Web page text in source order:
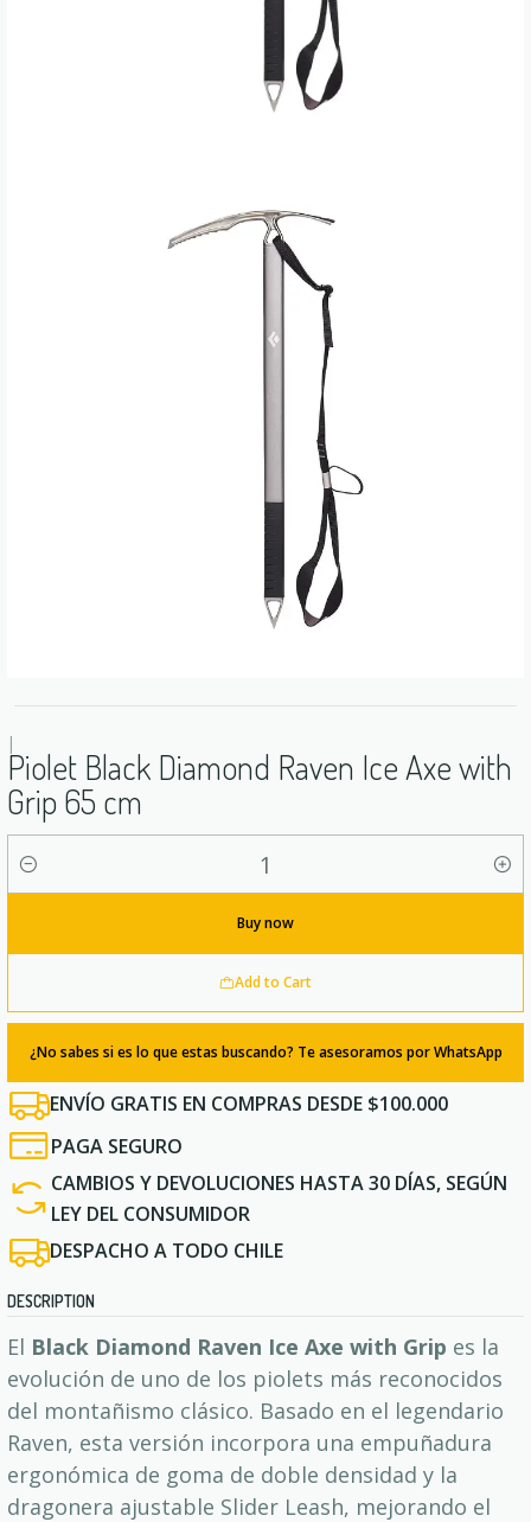
|
Piolet Black Diamond Raven Ice Axe with
Grip 65 cm
Quantity
Add to Cart
Buy now
¿No sabes si es lo que estas buscando? Te asesoramos por WhatsApp
ENVÍO GRATIS EN COMPRAS DESDE $100.000
PAGA SEGURO
CAMBIOS Y DEVOLUCIONES HASTA 30 DÍAS, SEGÚN
LEY DEL CONSUMIDOR
DESPACHO A TODO CHILE
DESCRIPTION
El Black Diamond Raven Ice Axe with Grip es la
evolución de uno de los piolets más reconocidos
del montañismo clásico. Basado en el legendario
Raven, esta versión incorpora una empuñadura
ergonómica de goma de doble densidad y la
dragonera ajustable Slider Leash, mejorando el